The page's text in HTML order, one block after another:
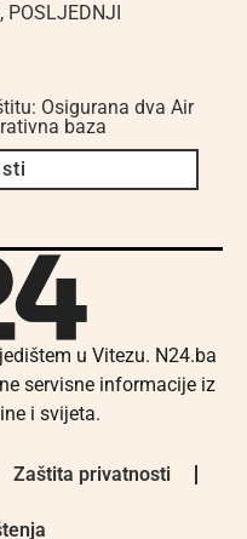
POSLJEDNJI
Osigurana dva Air
baza
u Vitezu. N24.ba
servisne informacije iz
i svijeta.
Zaštita privatnosti